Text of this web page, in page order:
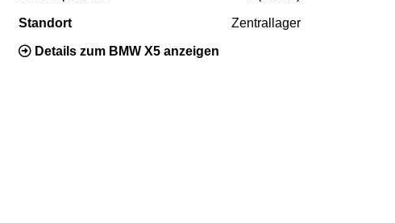
Standort Zentrallager
Details zum BMW X5 anzeigen